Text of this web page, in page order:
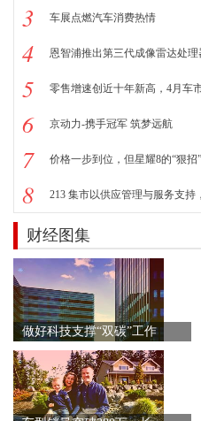
3 车展点燃汽车消费热情
4 恩智浦推出第三代成像雷达处
5 零售增速创近十年新高，4月车
6 京动力-携手冠军 筑梦远航
7 价格一步到位，但星耀8的“狠招
8 213 集市以供应管理与服务支持
财经图集
做好科技支撑“双碳”工作